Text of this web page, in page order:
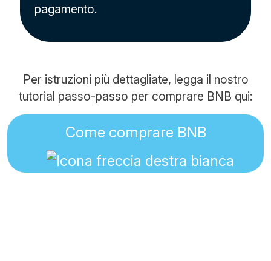
pagamento.
Per istruzioni più dettagliate, legga il nostro
tutorial passo-passo per comprare BNB qui:
Come comprare BNB